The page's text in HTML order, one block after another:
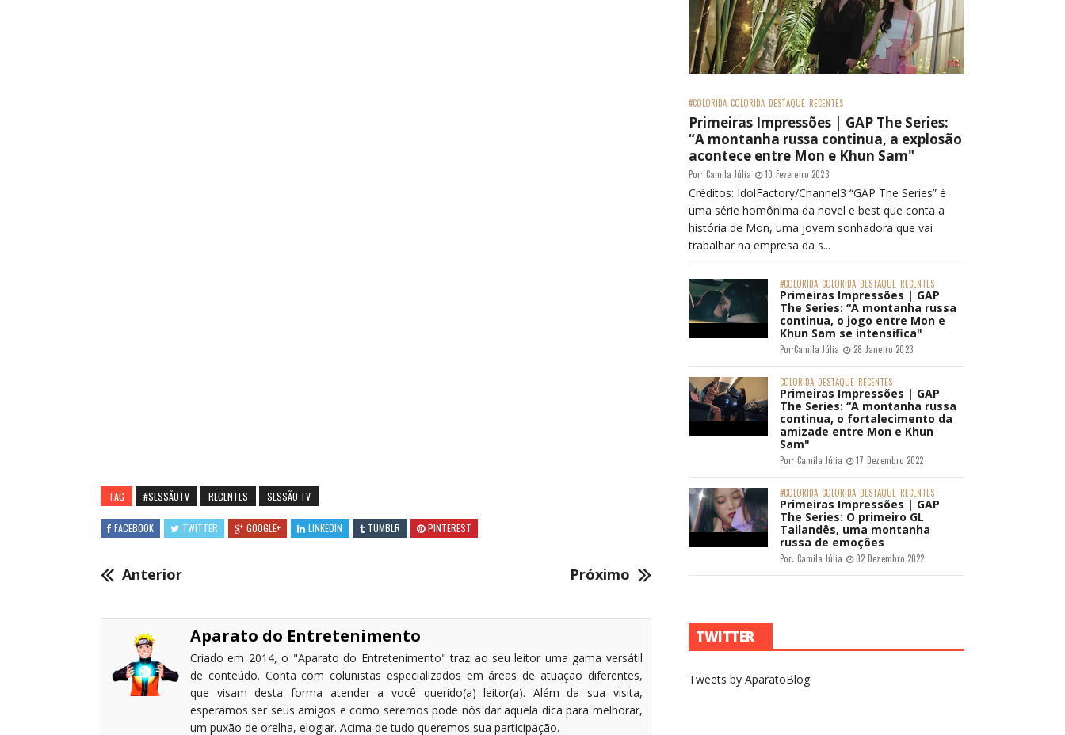
TAG #SESSÃOTV RECENTES SESSÃO TV
FACEBOOK TWITTER GOOGLE+ LINKEDIN TUMBLR PINTEREST
Anterior Próximo
Aparato do Entretenimento
Criado em 2014, o "Aparato do Entretenimento" traz ao seu leitor uma gama versátil
de conteúdo. Conta com colunistas especializados em áreas de atuação diferentes,
que visam desta forma atender a você querido(a) leitor(a). Além da sua visita,
esperamos ser seus amigos e como seremos pode nós dar aquela dica para melhorar,
um puxão de orelha, elogiar. Acima de tudo queremos sua participação.
#COLORIDA COLORIDA DESTAQUE RECENTES
Primeiras Impressões | GAP The Series:
“A montanha russa continua, a explosão
acontece entre Mon e Khun Sam"
Por: Camila Júlia 10 Fevereiro 2023
Créditos: IdolFactory/Channel3 “GAP The Series” é
uma série homônima da novel e best que conta a
história de Mon, uma jovem sonhadora que vai
trabalhar na empresa da s...
#COLORIDA COLORIDA DESTAQUE RECENTES
Primeiras Impressões | GAP
The Series: “A montanha russa
continua, o jogo entre Mon e
Khun Sam se intensifica"
Por:Camila Júlia 28 Janeiro 2023
COLORIDA DESTAQUE RECENTES
Primeiras Impressões | GAP
The Series: “A montanha russa
continua, o fortalecimento da
amizade entre Mon e Khun
Sam"
Por: Camila Júlia 17 Dezembro 2022
#COLORIDA COLORIDA DESTAQUE RECENTES
Primeiras Impressões | GAP
The Series: O primeiro GL
Tailandês, uma montanha
russa de emoções
Por: Camila Júlia 02 Dezembro 2022
TWITTER
Tweets by AparatoBlog